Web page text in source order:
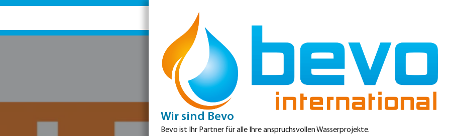
Ersatzteile Produktdatenblätter Service Kontakt
Wir sind Bevo
Bevo ist Ihr Partner für alle Ihre anspruchsvollen Wasserprojekte.